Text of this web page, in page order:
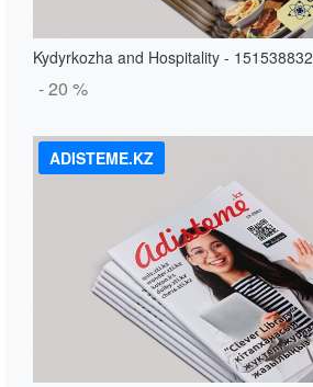
Kydyrkozha and Hospitality - 151538832
- 20 %
ADISTEME.KZ